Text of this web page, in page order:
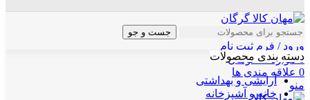
جست و جو
ورود / فرم ثبت نام
0 موارد / ۰ تومان
0 علاقه مندی ها
منو
دسته بندی محصولات
آرایشی و بهداشتی
خانه و آشپزخانه